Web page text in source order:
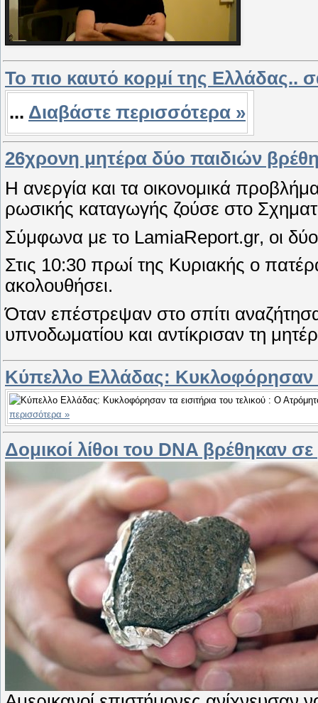
To πιο καυτό κορμί της Ελλάδας..
... Διαβάστε περισσότερα »
26χρονη μητέρα δύο παιδιών
Η ανεργία και τα οικονομικά
ρωσικής καταγωγής ζούσε στο
Σύμφωνα με το LamiaReport.gr, οι δύο
Στις 10:30 πρωί της Κυριακής ο
ακολουθήσει.
Όταν επέστρεψαν στο σπίτι
υπνοδωματίου και αντίκρισαν τη
Κύπελλο Ελλάδας: Κυκλοφόρησαν
περισσότερα »
Δομικοί λίθοι του DNA βρέθηκαν σε